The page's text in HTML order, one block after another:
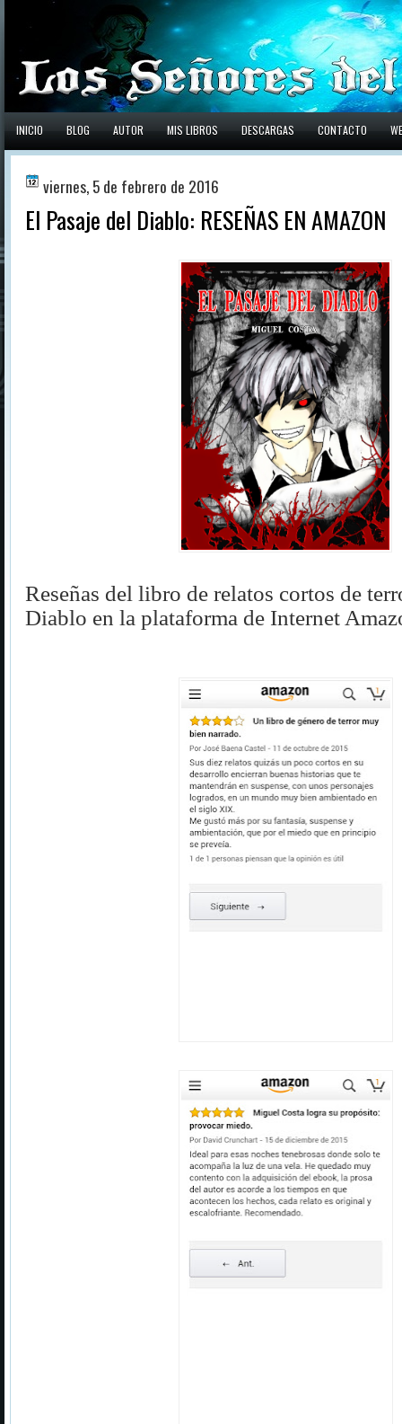
INICIO BLOG AUTOR MIS LIBROS DESCARGAS CONTACTO
viernes, 5 de febrero de 2016
El Pasaje del Diablo: RESEÑAS EN AMAZON
Reseñas del libro de relatos cortos de
Diablo en la plataforma de Internet